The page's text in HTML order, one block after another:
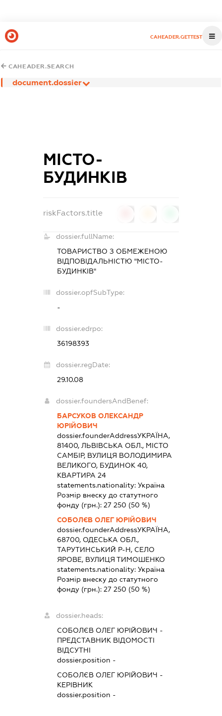
CAHEADER.GETTEST
CAHEADER.SEARCH
document.dossier
МІСТО-
БУДИНКІВ
riskFactors.title
dossier.fullName:
ТОВАРИСТВО З ОБМЕЖЕНОЮ
ВІДПОВІДАЛЬНІСТЮ "МІСТО-
БУДИНКІВ"
dossier.opfSubType:
-
dossier.edrpo:
36198393
dossier.regDate:
29.10.08
dossier.foundersAndBenef:
БАРСУКОВ ОЛЕКСАНДР
ЮРІЙОВИЧ
dossier.founderAddressУКРАЇНА,
81400, ЛЬВІВСЬКА ОБЛ., МІСТО
САМБІР, ВУЛИЦЯ ВОЛОДИМИРА
ВЕЛИКОГО, БУДИНОК 40,
КВАРТИРА 24
statements.nationality: Україна
Розмір внеску до статутного
фонду (грн.): 27 250 (50 %)
СОБОЛЄВ ОЛЕГ ЮРІЙОВИЧ
dossier.founderAddressУКРАЇНА,
68700, ОДЕСЬКА ОБЛ.,
ТАРУТИНСЬКИЙ Р-Н, СЕЛО
ЯРОВЕ, ВУЛИЦЯ ТИМОШЕНКО
statements.nationality: Україна
Розмір внеску до статутного
фонду (грн.): 27 250 (50 %)
dossier.heads:
СОБОЛЄВ ОЛЕГ ЮРІЙОВИЧ -
ПРЕДСТАВНИК ВІДОМОСТІ
ВІДСУТНІ
dossier.position -
СОБОЛЄВ ОЛЕГ ЮРІЙОВИЧ -
КЕРІВНИК
dossier.position -